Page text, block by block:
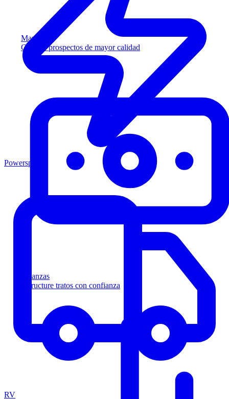
Marketing
Capture prospectos de mayor calidad
Finanzas
Estructure tratos con confianza
Powersports
RV